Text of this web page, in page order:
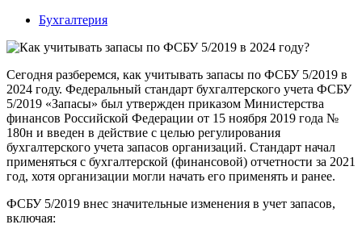
Бухгалтерия
Сегодня разберемся, как учитывать запасы по ФСБУ 5/2019 в
2024 году. Федеральный стандарт бухгалтерского учета ФСБУ
5/2019 «Запасы» был утвержден приказом Министерства
финансов Российской Федерации от 15 ноября 2019 года №
180н и введен в действие с целью регулирования
бухгалтерского учета запасов организаций. Стандарт начал
применяться с бухгалтерской (финансовой) отчетности за 2021
год, хотя организации могли начать его применять и ранее​​.
ФСБУ 5/2019 внес значительные изменения в учет запасов,
включая: